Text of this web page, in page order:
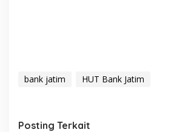
bank jatim HUT Bank Jatim
Posting Terkait